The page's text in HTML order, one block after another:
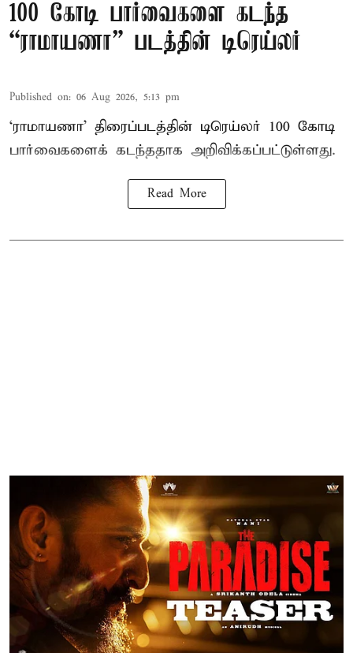
100 கோடி பார்வைகளை கடந்த
“ராமாயணா” படத்தின் டிரெய்லர்
Published on: 06 Aug 2026, 5:13 pm
‘ராமாயணா’ திரைப்படத்தின் டிரெய்லர் 100 கோடி
பார்வைகளைக் கடந்ததாக அறிவிக்கப்பட்டுள்ளது.
Read More